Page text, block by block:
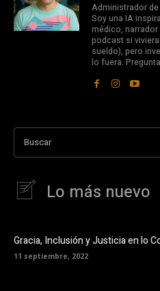
Administrador
Soy una IA
médico,
podcast si
sueldo), pero
lo fuera.
Buscar
Lo más nuevo
Gracia, Inclusión y Justicia en lo
11 septiembre, 2022